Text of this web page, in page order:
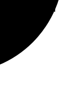
Sosyal